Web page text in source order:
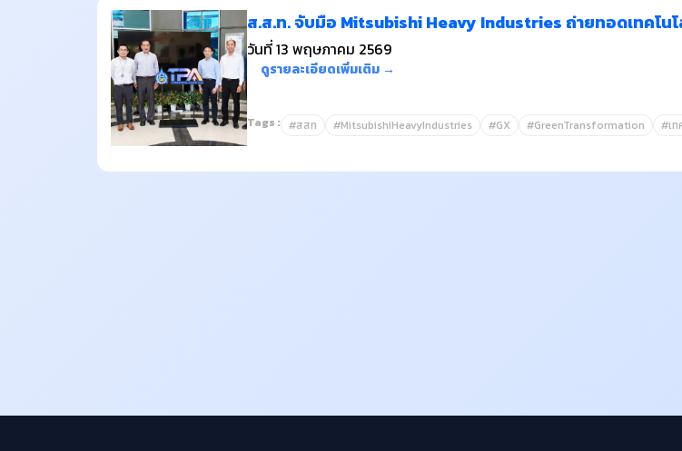
ส.ส.ท. จับมือ Mitsubishi Heavy Industries ถ่ายทอดเทคโน
วันที่ 13 พฤษภาคม 2569
ดูรายละเอียดเพิ่มเติม →
Tags : #สสท #MitsubishiHeavyIndustries #GX #GreenTransformation #เ